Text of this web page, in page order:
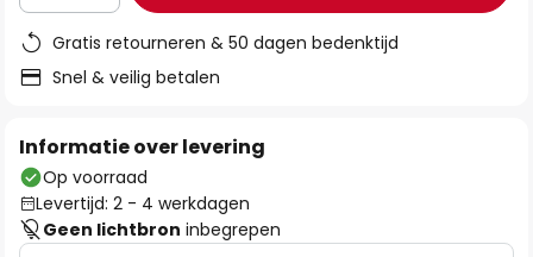
Gratis retourneren & 50 dagen bedenktijd
Snel & veilig betalen
Informatie over levering
Op voorraad
Levertijd: 2 - 4 werkdagen
Geen lichtbron inbegrepen